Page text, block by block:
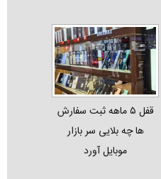
قفل ۵ ماهه ثبت‌ سفارش‌
ها چه بلایی سر بازار
موبایل آورد